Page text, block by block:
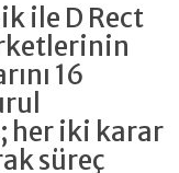
ile D Rect
16
her iki karar
süreç